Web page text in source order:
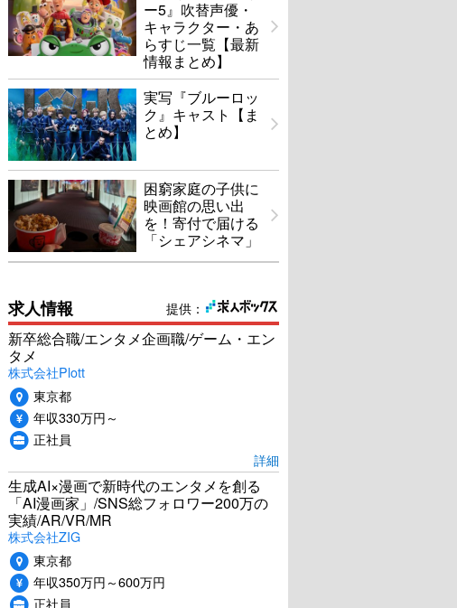
ー5』吹替声優・
キャラクター・あ
らすじ一覧【最新
情報まとめ】
実写『ブルーロッ
ク』キャスト【ま
とめ】
困窮家庭の子供に
映画館の思い出
を！寄付で届ける
「シェアシネマ」
提供：
求人情報
新卒総合職/エンタメ企画職/ゲーム・エン
タメ
株式会社Plott
東京都
年収330万円～
正社員
詳細
生成AI×漫画で新時代のエンタメを創る
「AI漫画家」/SNS総フォロワー200万の
実績/AR/VR/MR
株式会社ZIG
東京都
年収350万円～600万円
正社員